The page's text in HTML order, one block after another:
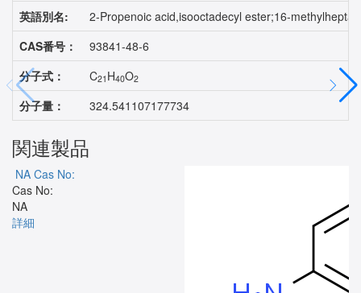
英語別名:
2-Propenoic acid,isooctadecyl ester;16-
CAS番号：
93841-48-6
分子式：
C21 H40O2
分子量： 324.541107177734
関連製品
NA Cas No:
Cas No:
NA
詳細